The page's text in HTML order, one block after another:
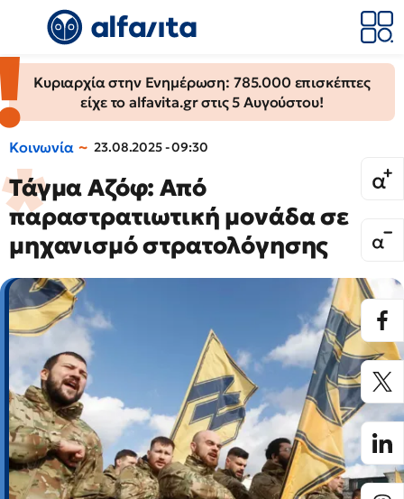
Κυριαρχία στην Ενημέρωση: 785.000 επισκέπτες
είχε το alfavita.gr στις 5 Αυγούστου!
Κοινωνία 23.08.2025 - 09:30
Τάγμα Αζόφ: Από
παραστρατιωτική μονάδα σε
μηχανισμό στρατολόγησης